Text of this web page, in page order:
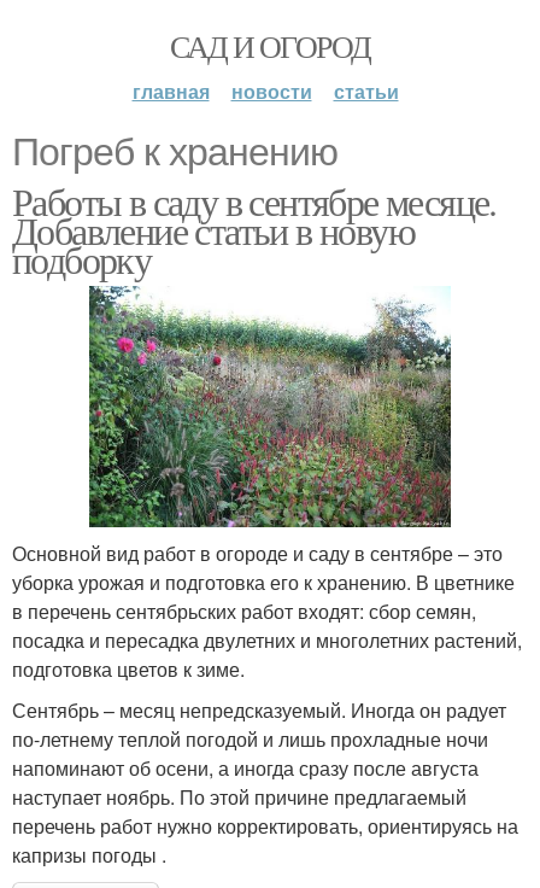
САД И ОГОРОД
главная новости статьи
Погреб к хранению
Работы в саду в сентябре месяце.
Добавление статьи в новую
подборку
Основной вид работ в огороде и саду в сентябре – это
уборка урожая и подготовка его к хранению. В цветнике
в перечень сентябрьских работ входят: сбор семян,
посадка и пересадка двулетних и многолетних растений,
подготовка цветов к зиме.
Сентябрь – месяц непредсказуемый. Иногда он радует
по-летнему теплой погодой и лишь прохладные ночи
напоминают об осени, а иногда сразу после августа
наступает ноябрь. По этой причине предлагаемый
перечень работ нужно корректировать, ориентируясь на
капризы погоды .